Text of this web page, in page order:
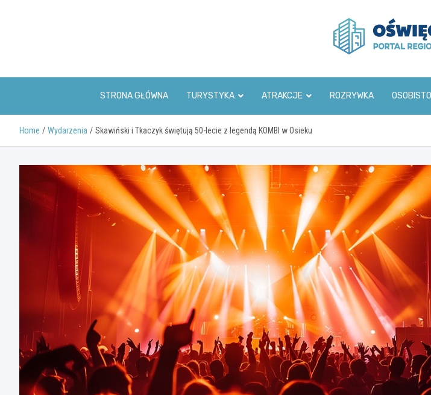
STRONA GŁÓWNA TURYSTYKA ATRAKCJE ROZRYWKA
Home Wydarzenia Skawiński i Tkaczyk świętują 50-lecie z legendą KOMBI w Osieku